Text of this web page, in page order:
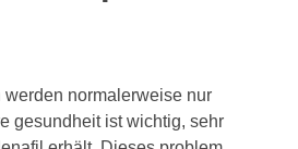
werden normalerweise nur
gesundheit ist wichtig, sehr